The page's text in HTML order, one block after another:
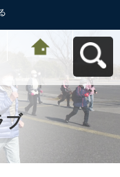
サイト かしわん、ぽ
っ？へ戻る
ブ